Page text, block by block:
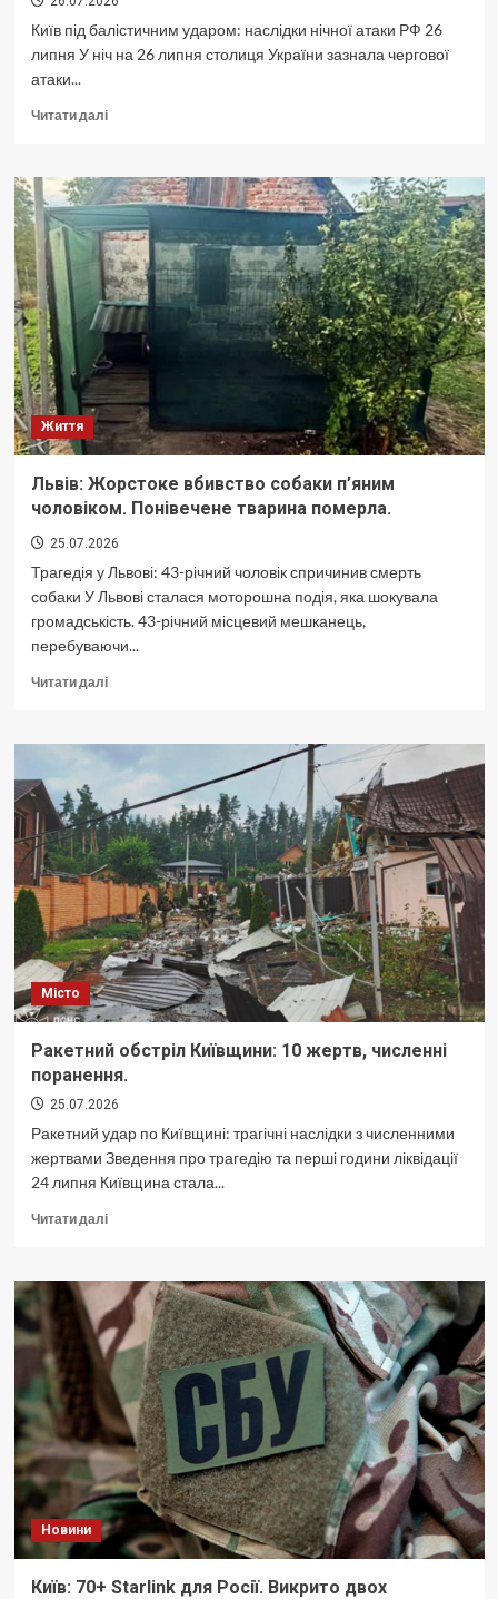
Київ під балістичним ударом: наслідки нічної атаки РФ 26
липня У ніч на 26 липня столиця України зазнала чергової
атаки...
Читати даліДокладніше
під
обстрілом:
наслідки
атаки
на
три
райони
міста
ДСНС.
Життя
Львів: Жорстоке вбивство собаки п’яним
чоловіком. Понівечене тварина померла.
25.07.2026
Трагедія у Львові: 43-річний чоловік спричинив смерть
собаки У Львові сталася моторошна подія, яка шокувала
громадськість. 43-річний місцевий мешканець,
перебуваючи...
Читати даліДокладніше
<strong>Львів:
Жорстоке
вбивство
собаки
п’яним
чоловіком.
Понівечене
тварина
померла.
</strong>
</p>
Місто
Ракетний обстріл Київщини: 10 жертв, численні
поранення.
25.07.2026
Ракетний удар по Київщині: трагічні наслідки з численними
жертвами Зведення про трагедію та перші години ліквідації
24 липня Київщина стала...
Читати даліДокладніше
обстріл
Київщини:
жертв,
численні
поранення.
Новини
Київ: 70+ Starlink для Росії. Викрито двох